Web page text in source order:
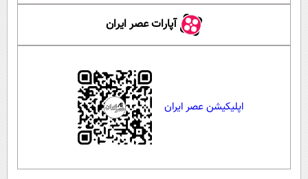
آپارات عصر ایران
اپلیکیشن عصر ایران